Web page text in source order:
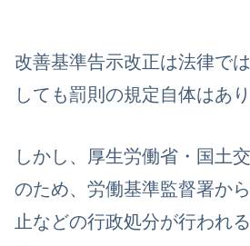
改善基準告示改正は法律で
しても罰則の規定自体はあり
しかし、厚生労働省・国土
のため、労働基準監督署か
止などの行政処分が行われ